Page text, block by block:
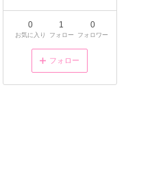
0
お気に入り
1
フォロー
0
フォロワー
フォロー